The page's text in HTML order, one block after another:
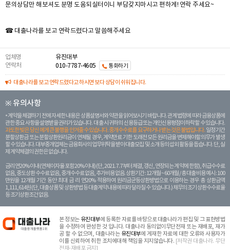
문의상담만 해보셔도 분명 도움되실터이니 부담갖지마시고 편하게! 연락 주세요~
☎ 대출나라를 보고 연락드렸다고 말씀해주세요
업체명
유진대부
연락처
010-7787-4605 통화하기
대출나라를 보고 연락드렸다고 하시면 보다 상담이 쉬워집니다.
※ 유의사항
계약을 체결하기 전에 자세한 내용은 상품설명서와 약관을 읽어보시기 바랍니다. 관계 법령에 따라 금융상품에
관한 중요 사항을 설명받을 권리가 있습니다. 대 출 시 귀하의 신용등급 또는 개인신용평점이 하락할 수 있습니다.
과도한 빚은 당신 에게 큰 불행을 안겨줄 수 있습니다. 중개수수료를 요구하거나 받는 것은 불법입니다. 일정 기간
분할상환금 또는 분할상환원리금이 연체될 경우, 계약만료 기한 도래전 모든 원리금을 변제해야할 의무가 발생
할 수 있습니다. 대부중개업체는 금융회사의 업무위탁을 받아 대출모집 및 소개 등의 섭외 활동을 돕습니다. 단, 실
제 계약체결의 권한은 없습니다.
금리 연20% 이내 (연체이자율 포함 20% 이내) (단, 2021. 7. 7부터 체결, 갱신, 연장되는 계 약에 한함), 취급수수료
없음, 중도상환 수수료 없음, 중개수수료 없음, 추가비용 없음. 상환기간 : 12개월 ~ 60개월 / 총 대출 비용 예시 : 100
만원을 12개월 기간 동안 최대 금 리 연20% 적용하여 원리금균등상환방법으로 이용하는 경우 총 상환금액
1,111,614원 (단, 대출상품 및 상환방법 등 대출계약 내용에 따라 달라질 수 있습니다.) 채무의 조기 상환수수료율
등 조기상환조건 없음.
본 정보는 유진대부에 등록한 자료를 바탕으로 대출나라가 편집 및 그 표현방법
을 수정하여 완성한 것 입니다. 대출나라 동의없이무단전재 또는 재배포, 재가
공 할 수 없으며, 대출나라는 유진대부에 게재한 자료에 대한 오류와 사용자가
이를 신뢰하여 취한 조치에대해 책임을 지지않습니다. [저작권 대출나라. 무단
전재-재배포 금지]